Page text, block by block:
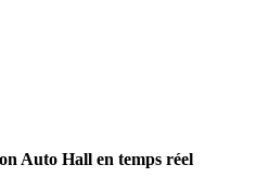
Auto Hall en temps réel